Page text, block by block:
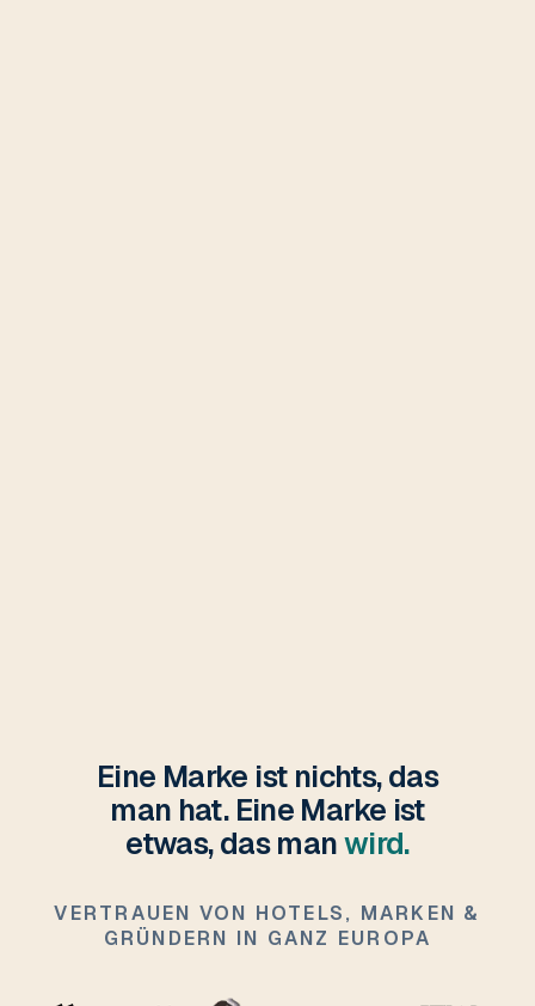
Eine Marke ist nichts, das
man hat. Eine Marke ist
etwas, das manwird.
VERTRAUEN VON HOTELS, MARKEN &
GRÜNDERN IN GANZ EUROPA